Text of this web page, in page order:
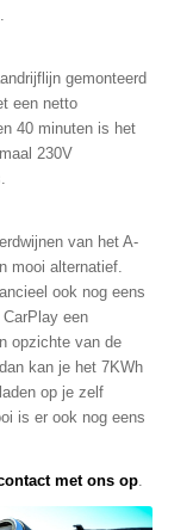
gemonteerd
een netto
40 minuten is het
230V
van het A-
mooi alternatief.
ook nog eens
een
opzichte van de
kan je het 7KWh
op je zelf
is er ook nog eens
met ons op.